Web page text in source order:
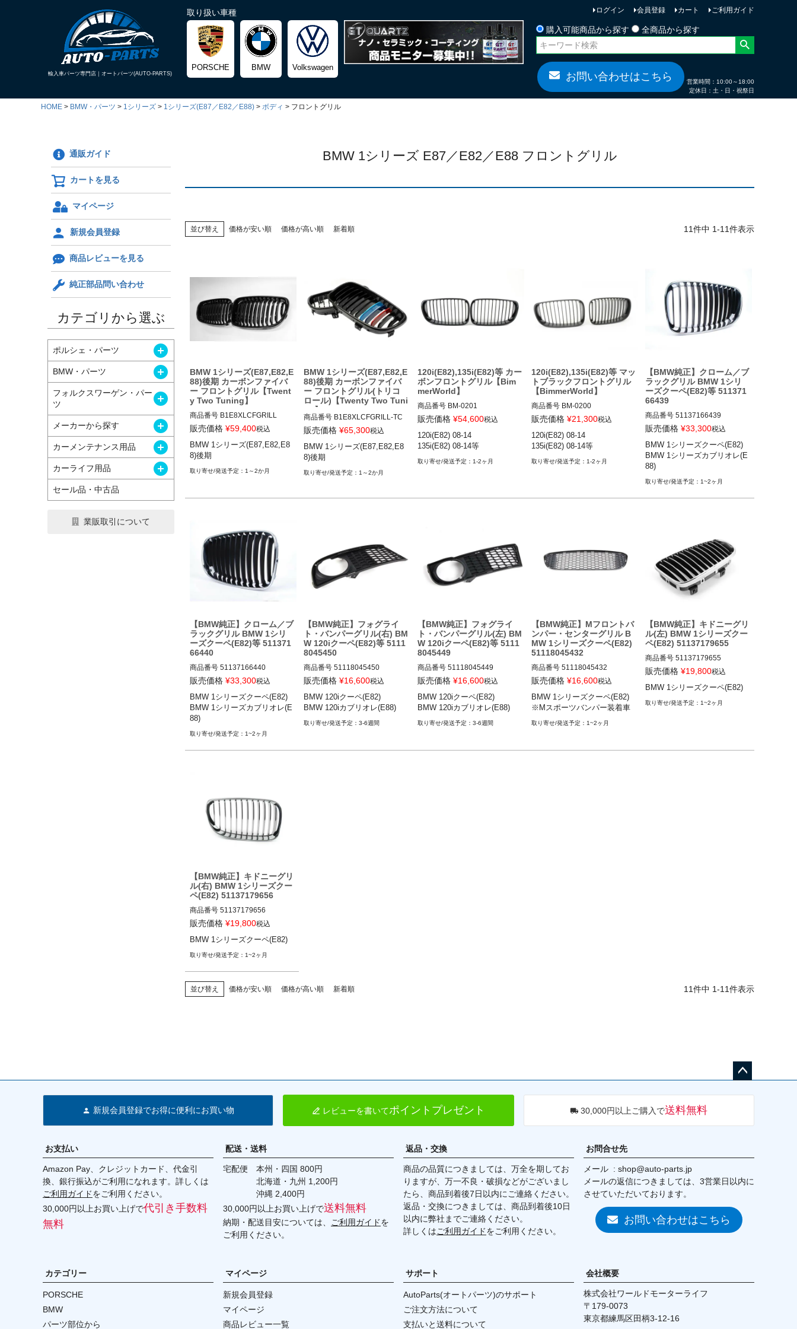
輸入車パーツ専門店｜オートパーツ(AUTO-PARTS)
取り扱い車種
PORSCHE BMW Volkswagen
ログイン 会員登録 カート
ご利用ガイド
購入可能商品から探す
全商品から探す
検索
お問い合わせはこちら
営業時間：10:00～18:00
定休日：土・日・祝祭日
HOME BMW・パーツ 1シリーズ 1シリーズ(E87／E82／E88) ボディ フロントグリル
通販ガイド
カートを見る
マイページ
新規会員登録
商品レビューを見る
純正部品問い合わせ
カテゴリから選ぶ
ポルシェ・パーツ
BMW・パーツ
フォルクスワーゲン・パー
ツ
メーカーから探す
カーメンテナンス用品
カーライフ用品
セール品・中古品
業販取引について
BMW 1シリーズ E87／E82／E88 フロントグリル
並び替え 価格が安い順 価格が高い順 新着順 11件中 1-11件表示
BMW 1シリーズ(E87,E82,E
88)後期 カーボンファイバ
ー フロントグリル【Twent
y Two Tuning】
商品番号 B1E8XLCFGRILL
B1E8xLCFGRILL
12TTT"BMW 1 SERIES E81/E8
2/E87/E88 LCI OEM STYLE CA
RBON FIBRE FRONT GRILLE S
BMW 1シリーズ(E87,E82,E88)
販売価格 ¥59,400税込
BMW 1シリーズ(E87,E82,E8
8)後期
1～2か月
BMW 1シリーズ(E87,E82,E
88)後期 カーボンファイバ
ー フロントグリル(トリコ
ロール)【Twenty Two Tuni
ng】
商品番号 B1E8XLCFGRILL-TC
B1E8xLCFGRILL_TC
12TTT"BMW 1 SERIES E81/E8
2/E87/E88 LCI TRI-COLOUR C
ARBON FIBRE FRONT GRILLE"
販売価格 ¥65,300税込
BMW 1シリーズ(E87,E82,E8
8)後期
1～2か月
120i(E82),135i(E82)等 カー
ボンフロントグリル【Bim
merWorld】
商品番号 BM-0201
BM-0201
販売価格 ¥54,600税込
120i(E82) 08-14
1-2ヶ月
120i(E82),135i(E82)等 マッ
トブラックフロントグリル
【BimmerWorld】
商品番号 BM-0200
BM-0200
販売価格 ¥21,300税込
120i(E82) 08-14
1-2ヶ月
【BMW純正】クローム／ブ
ラックグリル BMW 1シリ
ーズクーペ(E82)等 511371
66439
商品番号 51137166439
14
BMW 1シリーズカブリオレ(E8
8) 08-14
販売価格 ¥33,300税込
BMW 1シリーズクーペ(E82)
BMW 1シリーズカブリオレ(E
88)
1~2ヶ月
【BMW純正】クローム／ブ
ラックグリル BMW 1シリ
ーズクーペ(E82)等 511371
66440
商品番号 51137166440
14
BMW 1シリーズカブリオレ(E8
8) 08-14
販売価格 ¥33,300税込
BMW 1シリーズクーペ(E82)
BMW 1シリーズカブリオレ(E
88)
1~2ヶ月
【BMW純正】フォグライ
ト・バンパーグリル(右) BM
W 120iクーペ(E82)等 5111
8045450
商品番号 51118045450
BMW 120iカブリオレ(E88) 08-1
4
販売価格 ¥16,600税込
BMW 120iクーペ(E82)
BMW 120iカブリオレ(E88)
3-6週間
【BMW純正】フォグライ
ト・バンパーグリル(左) BM
W 120iクーペ(E82)等 5111
8045449
商品番号 51118045449
BMW 120iカブリオレ(E88) 08-1
4
販売価格 ¥16,600税込
BMW 120iクーペ(E82)
BMW 120iカブリオレ(E88)
3-6週間
【BMW純正】Mフロントバ
ンパー・センターグリル B
MW 1シリーズクーペ(E82)
51118045432
商品番号 51118045432
14
※Mスポーツバンパー装着車
販売価格 ¥16,600税込
BMW 1シリーズクーペ(E82)
※Mスポーツバンパー装着車
1~2ヶ月
【BMW純正】キドニーグリ
ル(左) BMW 1シリーズクー
ペ(E82) 51137179655
商品番号 51137179655
14
販売価格 ¥19,800税込
BMW 1シリーズクーペ(E82)
1~2ヶ月
【BMW純正】キドニーグリ
ル(右) BMW 1シリーズクー
ペ(E82) 51137179656
商品番号 51137179656
14
販売価格 ¥19,800税込
BMW 1シリーズクーペ(E82)
1~2ヶ月
並び替え 価格が安い順 価格が高い順 新着順 11件中 1-11件表示
へ
新規会員登録でお得に便利にお買い物 レビューを書いてポイントプレゼント 30,000円以上ご購入で送料無料
お支払い
Amazon Pay、クレジットカード、代金引
換、銀行振込がご利用になれます。詳しくは
ご利用ガイドをご利用ください。
30,000円以上お買い上げで代引き手数料
無料
配送・送料
宅配便 本州・四国 800円
北海道・九州 1,200円
沖縄 2,400円
30,000円以上お買い上げで送料無料
納期・配送目安については、 ご利用ガイドを
ご利用ください。
返品・交換
商品の品質につきましては、万全を期してお
りますが、万一不良・破損などがございまし
たら、商品到着後7日以内にご連絡ください。
返品・交換につきましては、商品到着後10日
以内に弊社までご連絡ください。
詳しくはご利用ガイドをご利用ください。
お問合せ先
メール
shop@auto-parts.jp
メールの返信につきましては、3営業日以内に
させていただいております。
お問い合わせはこちら
カテゴリー
PORSCHE
BMW
パーツ部位から
マイページ
新規会員登録
マイページ
商品レビュー一覧
サポート
AutoParts(オートパーツ)のサポート
ご注文方法について
支払いと送料について
会社概要
株式会社ワールドモーターライフ
179-0073
東京都練馬区田柄3-12-16